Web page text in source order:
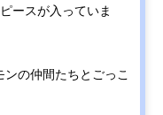
ースが入っていま
の仲間たちとごっこ